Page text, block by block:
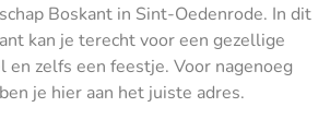
Boskant in Sint-Oedenrode. In dit
kan je terecht voor een gezellige
en zelfs een feestje. Voor nagenoeg
je hier aan het juiste adres.